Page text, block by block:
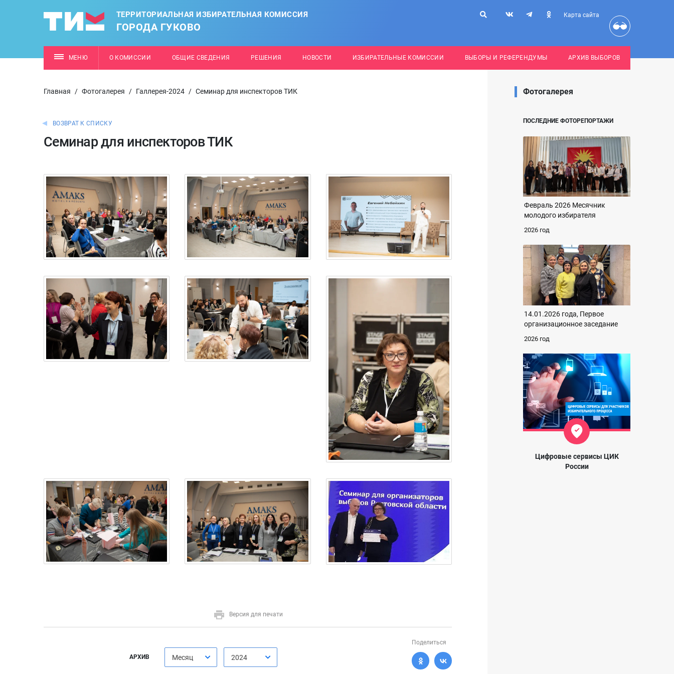
ТЕРРИТОРИАЛЬНАЯ ИЗБИРАТЕЛЬНАЯ КОМИССИЯ
ГОРОДА ГУКОВО
Карта сайта
МЕНЮ О КОМИССИИ ОБЩИЕ СВЕДЕНИЯ РЕШЕНИЯ НОВОСТИ ИЗБИРАТЕЛЬНЫЕ КОМИССИИ ВЫБОРЫ И РЕФЕРЕНДУМЫ АРХИВ ВЫБОРОВ
Главная / Фотогалерея / Галлерея-2024 / Семинар для инспекторов ТИК
ВОЗВРАТ К СПИСКУ
Семинар для инспекторов ТИК
Версия для печати
АРХИВ Месяц 2024
Поделиться
Фотогалерея
ПОСЛЕДНИЕ ФОТОРЕПОРТАЖИ
Февраль 2026 Месячник
молодого избирателя
2026 год
14.01.2026 года, Первое
организационное заседание
2026 год
Цифровые сервисы ЦИК
России